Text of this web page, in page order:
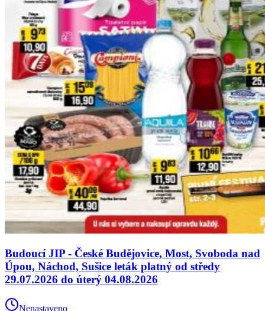
Budoucí JIP - České Budějovice, Most, Svoboda nad
Úpou, Náchod, Sušice leták platný od středy
29.07.2026 do úterý 04.08.2026
Nenastaveno